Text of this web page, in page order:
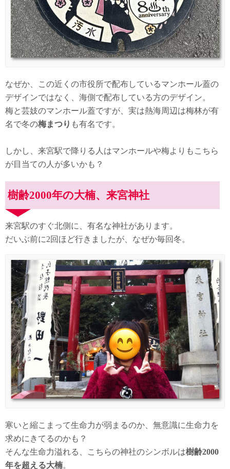
なぜか、この近くの市役所で配布しているマンホール蓋の
デザインではなく、海側で配布している方のデザイン。
梅と芸妓のマンホール蓋ですが、実は熱海周辺は梅林が有
名で冬の梅まつり も有名です。
しかし、来宮駅で降りる人はマンホールや梅よりもこちら
が目当ての人が多いかも？
樹齢2000年の大楠、来宮神社
来宮駅のすぐ北側に、有名な神社があります。
だいぶ前に2回ほど行きましたが、なぜか毎回冬。
寒いと縮こまって生命力が弱まるのか、無意識に生命力を
求めにきてるのかも？
そんな生命力溢れる、こちらの神社のシンボルは樹齢2000
年を超える大楠。